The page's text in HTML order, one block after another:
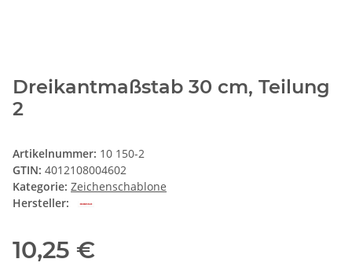
Dreikantmaßstab 30 cm, Teilung
2
Artikelnummer: 10 150-2
GTIN: 4012108004602
Kategorie: Zeichenschablone
Hersteller:
10,25 €